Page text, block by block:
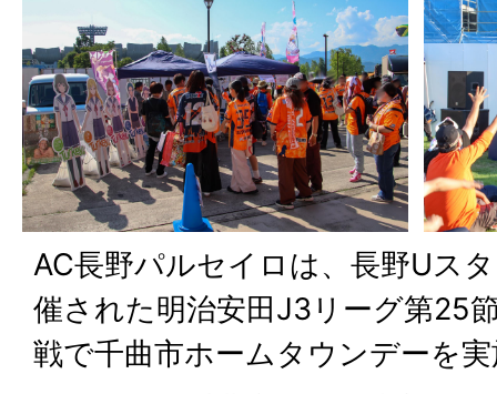
AC長野パルセイロは、長野Uス
催された明治安田J3リーグ第25
戦で千曲市ホームタウンデーを